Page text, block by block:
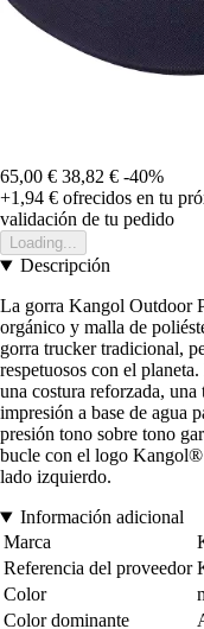
65,00 € 38,82 € -40%
+1,94 € ofrecidos en tu
validación de tu pedido
Loading...
Descripción
La gorra Kangol Outdoor
orgánico y malla de
gorra trucker tradicional,
respetuosos con el
una costura reforzada,
impresión a base de agua
presión tono sobre tono
bucle con el logo Kangol®
lado izquierdo.
Información adicional
Marca
Referencia del proveedor
Color
Color dominante